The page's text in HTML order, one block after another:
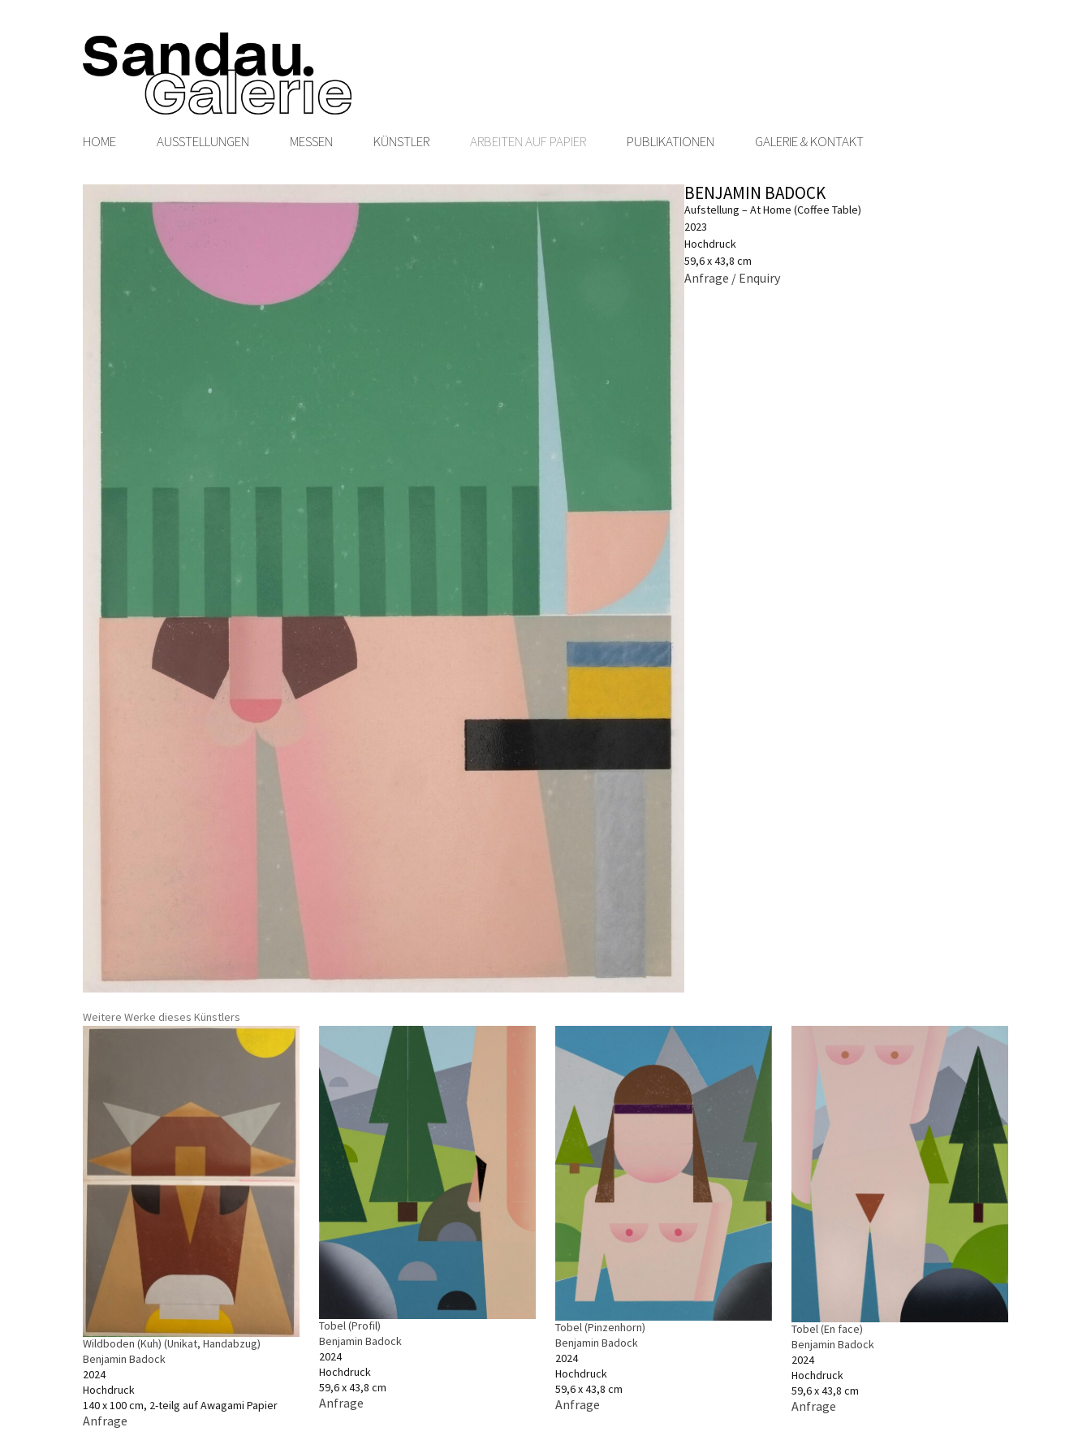
HOME AUSSTELLUNGEN MESSEN KÜNSTLER ARBEITEN AUF PAPIER PUBLIKATIONEN GALERIE & KONTAKT
BENJAMIN BADOCK
Aufstellung – At Home (Coffee Table)
2023
Hochdruck
59,6 x 43,8 cm
Anfrage / Enquiry
Weitere Werke dieses Künstlers
Wildboden (Kuh) (Unikat, Handabzug)
Benjamin Badock
2024
Hochdruck
140 x 100 cm, 2-teilg auf Awagami Papier
Anfrage
Tobel (Profil)
Benjamin Badock
2024
Hochdruck
59,6 x 43,8 cm
Anfrage
Tobel (Pinzenhorn)
Benjamin Badock
2024
Hochdruck
59,6 x 43,8 cm
Anfrage
Tobel (En face)
Benjamin Badock
2024
Hochdruck
59,6 x 43,8 cm
Anfrage